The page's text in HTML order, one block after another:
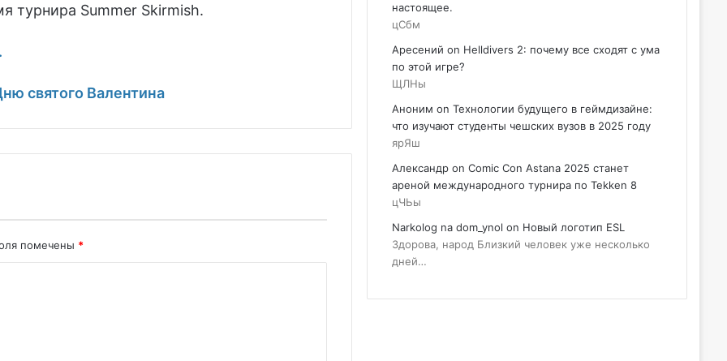
турнира Summer Skirmish.
святого Валентина
помечены *
настоящее.
цСбм
Аресений on Helldivers 2: почему все сходят с ума
по этой игре?
ЩЛНы
Аноним on Технологии будущего в геймдизайне:
что изучают студенты чешских вузов в 2025 году
ярЯш
Александр on Comic Con Astana 2025 станет
ареной международного турнира по Tekken 8
цЧЬы
Narkolog na dom_ynol on Новый логотип ESL
Здорова, народ Близкий человек уже несколько
дней…